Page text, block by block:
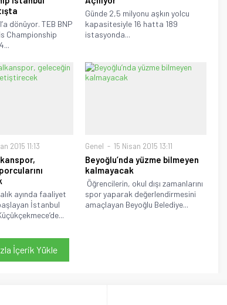
dönüyor. TEB BNP
Championship
Günde 2,5 milyonu aşkın yolcu
kapasitesiyle 16 hatta 189
istasyonda...
2015 11:13
ayında faaliyet
İstanbul
Genel 15 Nisan 2015 13:11
Beyoğlu’nda yüzme bilmeyen
kalmayacak
Öğrencilerin, okul dışı zamanlarını
spor yaparak değerlendirmesini
amaçlayan Beyoğlu Belediye...
İçerik Yükle